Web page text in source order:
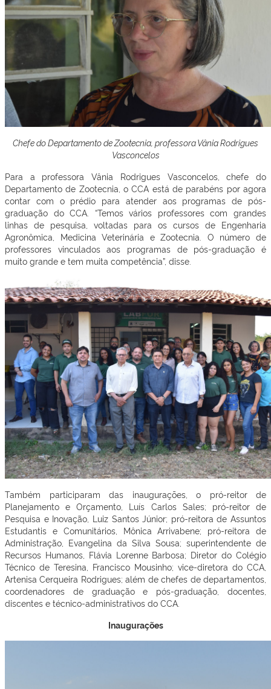
Chefe do Departamento de Zootecnia, professora Vânia Rodrigues
Vasconcelos
Para a professora Vânia Rodrigues Vasconcelos, chefe do
Departamento de Zootecnia, o CCA está de parabéns por agora
contar com o prédio para atender aos programas de pós-
graduação do CCA. “Temos vários professores com grandes
linhas de pesquisa, voltadas para os cursos de Engenharia
Agronômica, Medicina Veterinária e Zootecnia. O número de
professores vinculados aos programas de pós-graduação é
muito grande e tem muita competência”, disse.
Também participaram das inaugurações, o pró-reitor de
Planejamento e Orçamento, Luís Carlos Sales; pró-reitor de
Pesquisa e Inovação, Luiz Santos Júnior; pró-reitora de Assuntos
Estudantis e Comunitários, Mônica Arrivabene; pró-reitora de
Administração, Evangelina da Silva Sousa; superintendente de
Recursos Humanos, Flávia Lorenne Barbosa; Diretor do Colégio
Técnico de Teresina, Francisco Mousinho; vice-diretora do CCA,
Artenisa Cerqueira Rodrigues; além de chefes de departamentos,
coordenadores de graduação e pós-graduação, docentes,
discentes e técnico-administrativos do CCA.
Inaugurações